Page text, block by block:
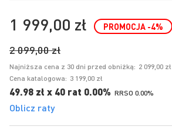
1 999,00 zł
2 099,00 zł
PROMOCJA -4%
Najniższa cena z 30 dni przed obniżką: 2 099,00 zł
Cena katalogowa: 3 199,00 zł
49.98 zł x 40 rat 0.00% RRSO 0.00%
Oblicz raty